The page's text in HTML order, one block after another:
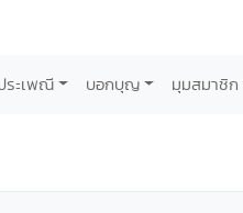
ระเพณี บอกบุญ มุมสมาชิก